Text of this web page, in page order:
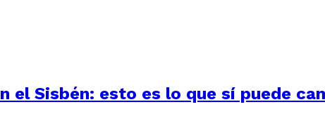
el Sisbén: esto es lo que sí puede